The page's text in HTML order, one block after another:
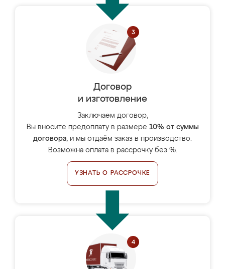
Договор
и изготовление
Заключаем договор,
Вы вносите предоплату в размере 10% от суммы
договора, и мы отдаём заказ в производство.
Возможна оплата в рассрочку без %.
УЗНАТЬ О РАССРОЧКЕ